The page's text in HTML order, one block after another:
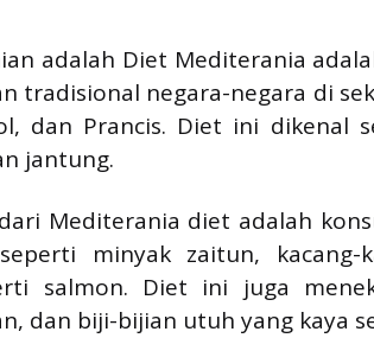
adalah Diet Mediterania
tradisional negara-negara di
dan Prancis. Diet ini dikenal
jantung.
Mediterania diet adalah
minyak zaitun, kacang-
salmon. Diet ini juga
dan biji-bijian utuh yang kaya